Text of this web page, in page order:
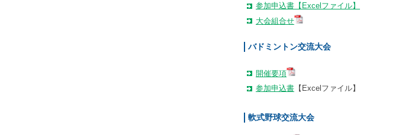
参加申込書【Excelファイル】
大会組合せ
バドミントン交流大会
開催要項
参加申込書 【Excelファイル】
軟式野球交流大会